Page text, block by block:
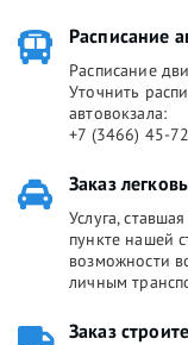
Расписание
Расписание
Уточнить
автовокзала:
+7 (3466) 45-
Заказ
Услуга,
пункте нашей
возможности
личным
Заказ